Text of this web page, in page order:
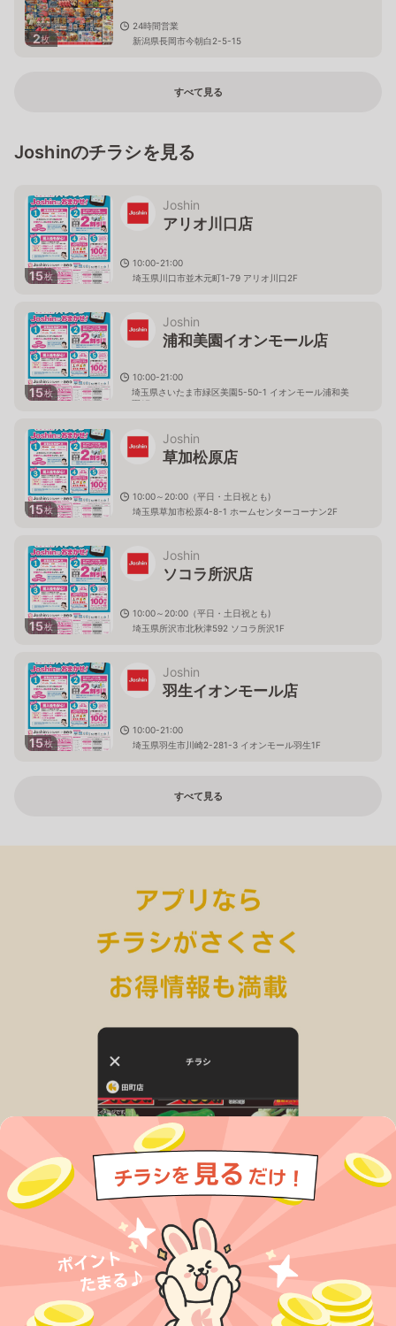
2枚
24時間営業
新潟県長岡市今朝白2-5-15
すべて見る
Joshinのチラシを見る
15枚
Joshin
アリオ川口店
10:00-21:00
埼玉県川口市並木元町1-79 アリオ川口2F
15枚
Joshin
浦和美園イオンモール店
10:00-21:00
埼玉県さいたま市緑区美園5-50-1 イオンモール浦和美
園1F
15枚
Joshin
草加松原店
10:00～20:00（平日・土日祝とも)
埼玉県草加市松原4-8-1 ホームセンターコーナン2F
15枚
Joshin
ソコラ所沢店
10:00～20:00（平日・土日祝とも)
埼玉県所沢市北秋津592 ソコラ所沢1F
15枚
Joshin
羽生イオンモール店
10:00-21:00
埼玉県羽生市川崎2-281-3 イオンモール羽生1F
すべて見る